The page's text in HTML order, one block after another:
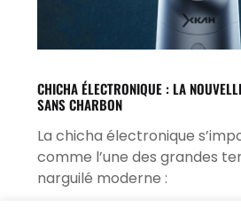
CHICHA ÉLECTRONIQUE : LA
SANS CHARBON
La chicha électronique
comme l’une des grandes
narguilé moderne :